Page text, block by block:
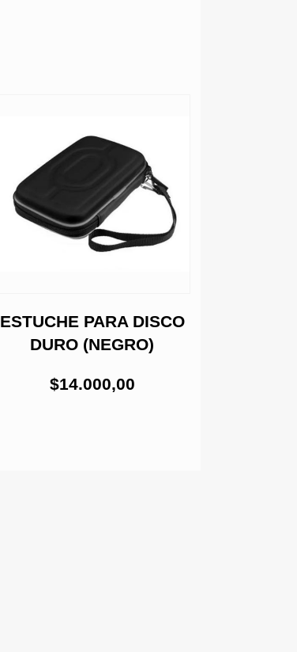
ESTUCHE PARA DISCO
DURO (NEGRO)
$14.000,00